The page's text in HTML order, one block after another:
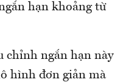
hạn khoảng từ
chỉnh ngắn hạn này
hình đơn giản mà